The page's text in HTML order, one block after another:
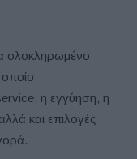
ολοκληρωμένο
, η εγγύηση, η
και επιλογές